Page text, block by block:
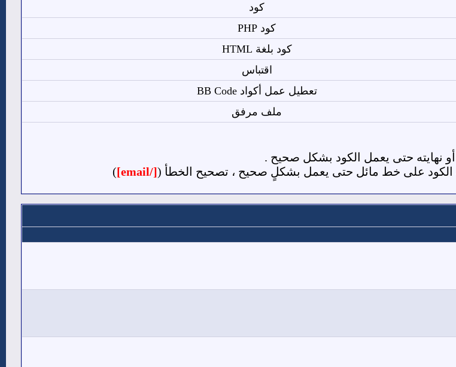
كود
كود PHP
كود بلغة HTML
اقتباس
تعطيل عمل أكواد BB Code
ملف مرفق
أو نهايته حتى يعمل الكود بشكل صحيح .
الكود على خط مائل حتى يعمل بشكلٍ صحيح ، تصحيح الخطأ ([/email]
)